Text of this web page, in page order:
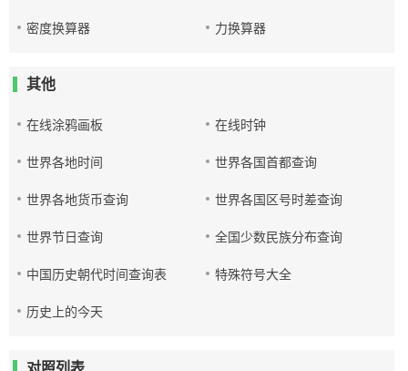
密度换算器 力换算器
其他
在线涂鸦画板 在线时钟
世界各地时间 世界各国首都查询
世界各地货币查询 世界各国区号时差查询
世界节日查询 全国少数民族分布查询
中国历史朝代时间查询表 特殊符号大全
历史上的今天
对照列表